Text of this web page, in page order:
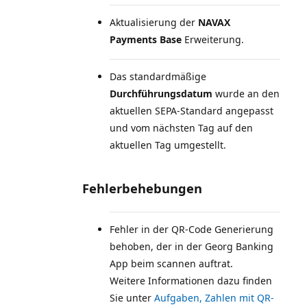
Aktualisierung der NAVAX
Payments Base Erweiterung.
Das standardmäßige
Durchführungsdatum wurde an den
aktuellen SEPA-Standard angepasst
und vom nächsten Tag auf den
aktuellen Tag umgestellt.
Fehlerbehebungen
Fehler in der QR-Code Generierung
behoben, der in der Georg Banking
App beim scannen auftrat.
Weitere Informationen dazu finden
Sie unter Aufgaben, Zahlen mit QR-